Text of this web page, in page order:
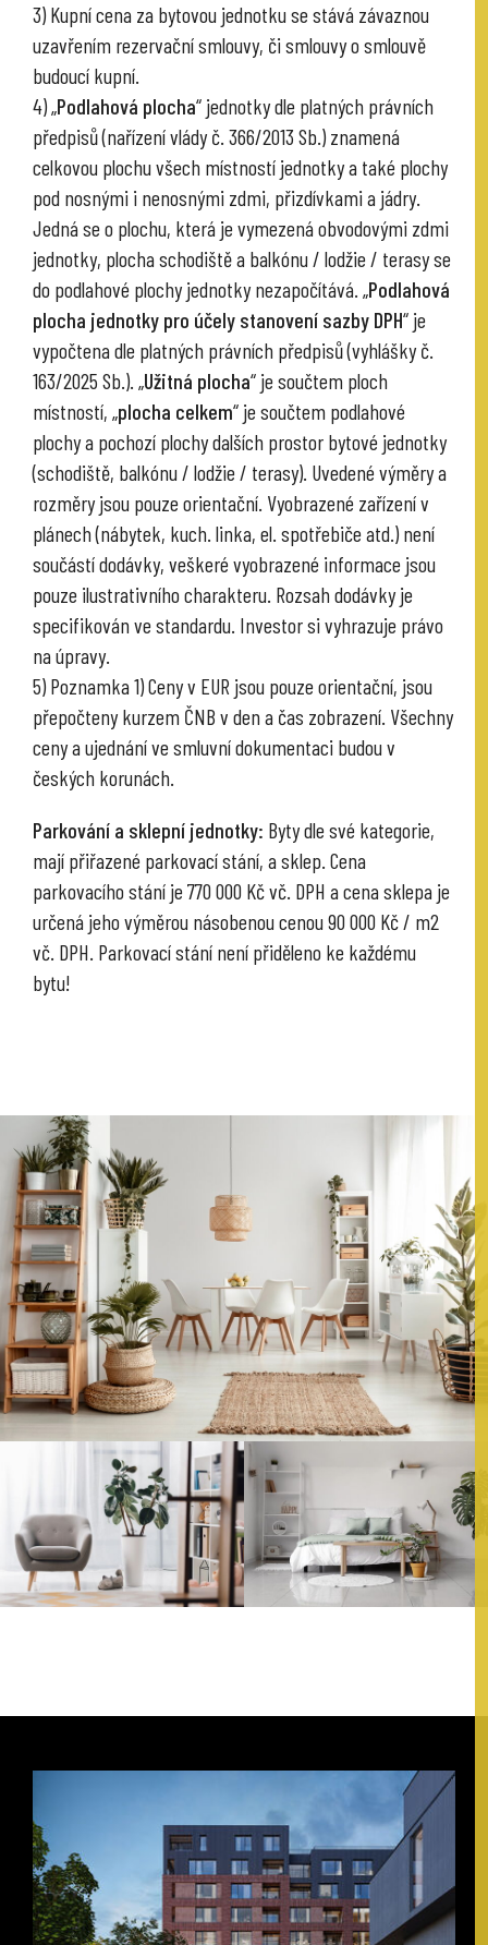
3) Kupní cena za bytovou jednotku se stává závaznou
uzavřením rezervační smlouvy, či smlouvy o smlouvě
budoucí kupní.
4) „Podlahová plocha“ jednotky dle platných právních
předpisů (nařízení vlády č. 366/2013 Sb.) znamená
celkovou plochu všech místností jednotky a také plochy
pod nosnými i nenosnými zdmi, přizdívkami a jádry.
Jedná se o plochu, která je vymezená obvodovými zdmi
jednotky, plocha schodiště a balkónu / lodžie / terasy se
do podlahové plochy jednotky nezapočítává. „Podlahová
plocha jednotky pro účely stanovení sazby DPH“ je
vypočtena dle platných právních předpisů (vyhlášky č.
163/2025 Sb.). „Užitná plocha“ je součtem ploch
místností, „plocha celkem“ je součtem podlahové
plochy a pochozí plochy dalších prostor bytové jednotky
(schodiště, balkónu / lodžie / terasy). Uvedené výměry a
rozměry jsou pouze orientační. Vyobrazené zařízení v
plánech (nábytek, kuch. linka, el. spotřebiče atd.) není
součástí dodávky, veškeré vyobrazené informace jsou
pouze ilustrativního charakteru. Rozsah dodávky je
specifikován ve standardu. Investor si vyhrazuje právo
na úpravy.
5) Poznamka 1) Ceny v EUR jsou pouze orientační, jsou
přepočteny kurzem ČNB v den a čas zobrazení. Všechny
ceny a ujednání ve smluvní dokumentaci budou v
českých korunách.
Parkování a sklepní jednotky: Byty dle své kategorie,
mají přiřazené parkovací stání, a sklep. Cena
parkovacího stání je 770 000 Kč vč. DPH a cena sklepa je
určená jeho výměrou násobenou cenou 90 000 Kč / m2
vč. DPH. Parkovací stání není přiděleno ke každému
bytu!